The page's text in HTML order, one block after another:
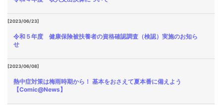
[2023/06/23]
令和５年度 健康保険被扶養者の資格確認調査（検認）実施のお知ら
せ
[2023/06/08]
熱中症対策は梅雨時期から！ 基本をおさえて夏本番に備えよう
【Comic@News】